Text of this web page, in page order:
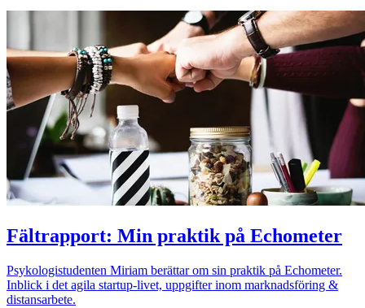
Fältrapport: Min praktik på Echometer
Psykologistudenten Miriam berättar om sin praktik på Echometer.
Inblick i det agila startup-livet, uppgifter inom marknadsföring &
distansarbete.